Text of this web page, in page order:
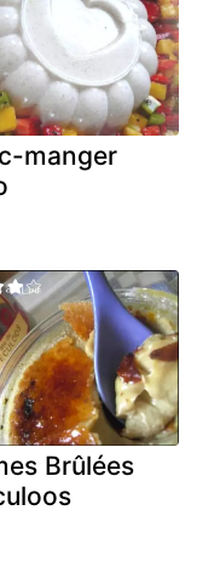
manger
Brûlées